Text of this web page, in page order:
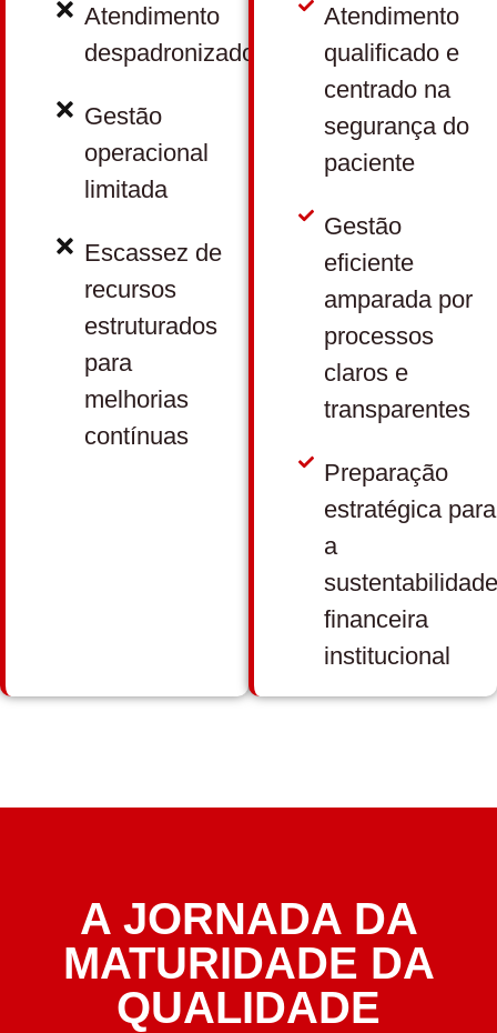
Atendimento
despadronizado
Gestão
operacional
limitada
Escassez de
recursos
estruturados
para
melhorias
contínuas
Atendimento
qualificado e
centrado na
segurança do
paciente
Gestão
eficiente
amparada por
processos
claros e
transparentes
Preparação
estratégica para
a
sustentabilidade
financeira
institucional
A JORNADA DA
MATURIDADE DA
QUALIDADE